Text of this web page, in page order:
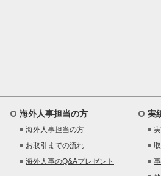
海外人事担当の方
海外人事担当の方
お取引までの流れ
海外人事のQ&Aプレゼント
実